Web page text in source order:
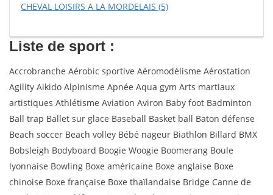
CHEVAL LOISIRS A LA MORDELAIS (5)
Liste de sport :
Accrobranche Aérobic sportive Aéromodélisme Aérostation
Agility Aikido Alpinisme Apnée Aqua gym Arts martiaux
artistiques Athlétisme Aviation Aviron Baby foot Badminton
Ball trap Ballet sur glace Baseball Basket ball Baton défense
Beach soccer Beach volley Bébé nageur Biathlon Billard BMX
Bobsleigh Bodyboard Boogie Woogie Boomerang Boule
lyonnaise Bowling Boxe américaine Boxe anglaise Boxe
chinoise Boxe française Boxe thaïlandaise Bridge Canne de